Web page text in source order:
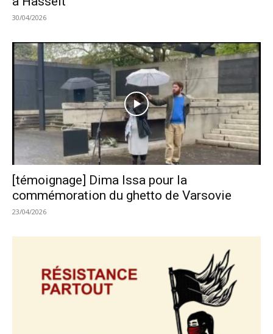
30/04/2026
[témoignage] Dima Issa pour la
commémoration du ghetto de Varsovie
23/04/2026